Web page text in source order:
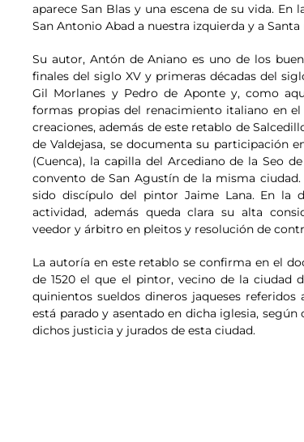
aparece San Blas y una escena de su vida. En
San Antonio Abad a nuestra izquierda y a
Su autor, Antón de Aniano es uno de los
finales del siglo XV y primeras décadas del
Gil Morlanes y Pedro de Aponte y, como
formas propias del renacimiento italiano en
creaciones, además de este retablo de
de Valdejasa, se documenta su participación
(Cuenca), la capilla del Arcediano de la Seo
convento de San Agustín de la misma
sido discípulo del pintor Jaime Lana. En la
actividad, además queda clara su alta
veedor y árbitro en pleitos y resolución de
La autoría en este retablo se confirma en el
de 1520 el que el pintor, vecino de la ciudad
quinientos sueldos dineros jaqueses
está parado y asentado en dicha iglesia,
dichos justicia y jurados de esta ciudad.